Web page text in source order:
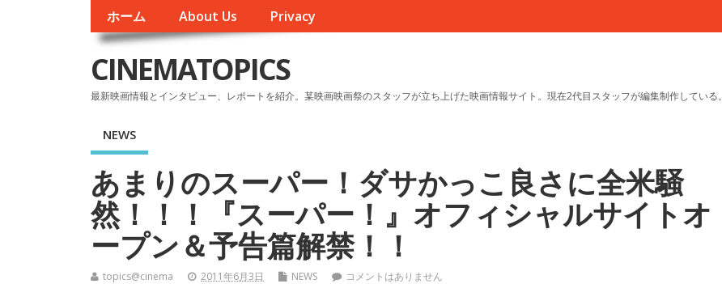
ホーム About Us Privacy
CINEMATOPICS
最新映画情報とインタビュー、レポートを紹介。某映画映画祭のスタッフが立ち上げた映画情報サイト。現在2代目スタッフが編集制作している。
NEWS
あまりのスーパー！ダサかっこ良さに全米騒
然！！！『スーパー！』オフィシャルサイトオ
ープン＆予告篇解禁！！
topics@cinema 2011年6月3日 NEWS コメントはありません